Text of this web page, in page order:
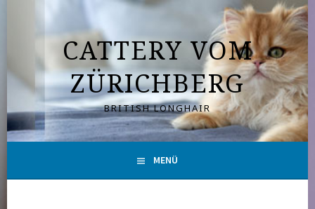
CATTERY VOM
ZÜRICHBERG
BRITISH LONGHAIR
MENÜ